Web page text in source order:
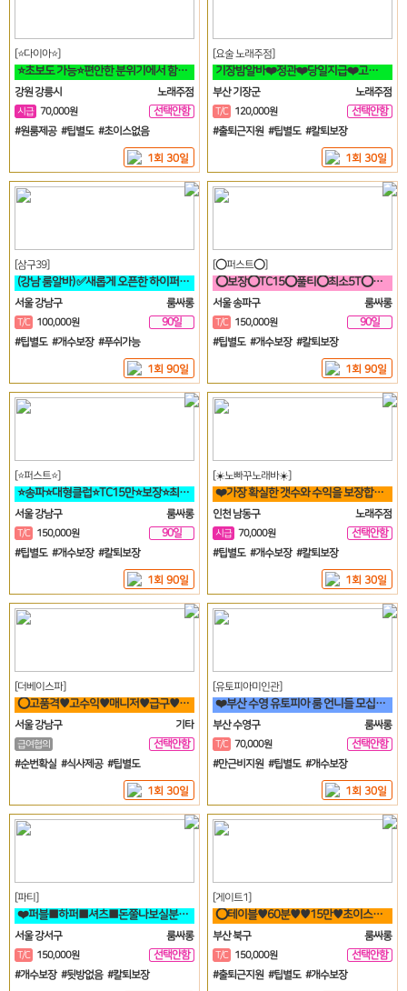
[⭐다이아⭐]
⭐초보도 가능⭐편안한 분위기에서 함께 일할분 찾습니다⭐
강원 강릉시
노래주점
시급 70,000원
선택안함
#원룸제공 #팁별도 #초이스없음
1회 30일
[요술 노래주점]
기장밤알바❤️정관❤️당일지급❤️고정아가씨구해요❤️
부산 기장군
노래주점
T/C 120,000원
선택안함
#출퇴근지원 #팁별도 #칼퇴보장
1회 30일
[삼구39]
(강남 룸알바) ✅새롭게 오픈한 하이퍼블릭 샤이니 입니다!!!✅
서울 강남구
룸싸롱
T/C 100,000원
90일
#팁별도 #개수보장 #푸쉬가능
1회 90일
[⭕퍼스트⭕]
⭕보장⭕TC15⭕풀티⭕최소5T⭕송파방이잠실석촌⭕강남역삼⭕선릉
서울 송파구
룸싸롱
T/C 150,000원
90일
#팁별도 #개수보장 #칼퇴보장
1회 90일
[⭐퍼스트⭐]
⭐송파⭐대형클럽⭐TC15만⭐보장⭐최소5개⭐송파⭐방이⭐잠실⭐석촌⭐강남⭐역삼
서울 강남구
룸싸롱
T/C 150,000원
90일
#팁별도 #개수보장 #칼퇴보장
1회 90일
[☀️노빠꾸노래바☀️]
❤️가장 확실한 갯수와 수익을 보장합니다. 60분 7만원 지급!❤️
인천 남동구
노래주점
시급 70,000원
선택안함
#팁별도 #개수보장 #칼퇴보장
1회 30일
[더베이스파]
⭕고품격♥고수익♥매니저♥급구♥강남구♥삼성동♥선릉⭕
서울 강남구
기타
급여협의
선택안함
일
#순번확실 #식사제공 #팁별도
1회 30일
[유토피아미인관]
❤️부산 수영 유토피아 룸 언니들 모십니다^^❤️
부산 수영구
룸싸롱
T/C 70,000원
선택안함
일
#만근비지원 #팁별도 #개수보장
1회 30일
[파티]
❤️퍼블■하퍼■셔츠■돈쭐나보실분!■술강요X■출퇴근맘대로■갯수보장❤️
서울 강서구
룸싸롱
T/C 150,000원
선택안함
일
#개수보장 #뒷방없음 #칼퇴보장
[게이트1]
⭕테이블♥60분♥♥15만♥초이스X♥♥해운대서면연산동동래온천장룸빠룸싸롱⭕
부산 북구
룸싸롱
T/C 150,000원
선택안함
일
#출퇴근지원 #팁별도 #개수보장